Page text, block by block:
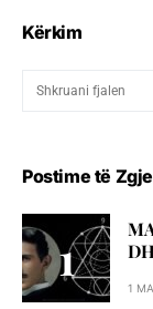
Kërkim
Postime të
1